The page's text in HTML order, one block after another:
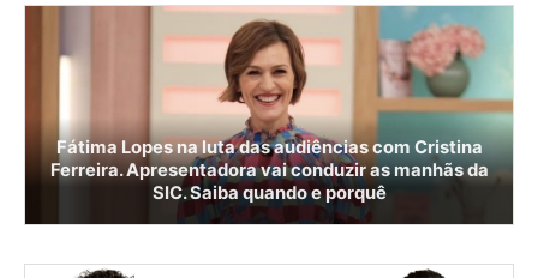
Fátima Lopes na luta das audiências com Cristina
Ferreira. Apresentadora vai conduzir as manhãs da
SIC. Saiba quando e porquê